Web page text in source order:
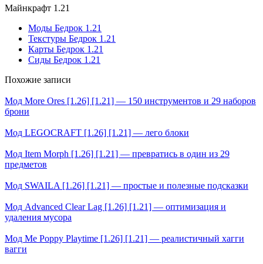
Майнкрафт 1.21
Моды Бедрок 1.21
Текстуры Бедрок 1.21
Карты Бедрок 1.21
Сиды Бедрок 1.21
Похожие записи
Мод More Ores [1.26] [1.21] — 150 инструментов и 29 наборов
брони
Мод LEGOCRAFT [1.26] [1.21] — лего блоки
Мод Item Morph [1.26] [1.21] — превратись в один из 29
предметов
Мод SWAILA [1.26] [1.21] — простые и полезные подсказки
Мод Advanced Clear Lag [1.26] [1.21] — оптимизация и
удаления мусора
Мод Me Poppy Playtime [1.26] [1.21] — реалистичный хагги
вагги